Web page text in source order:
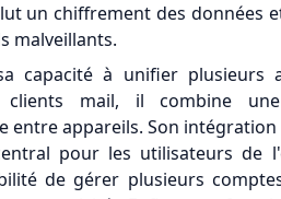
un chiffrement des données
malveillants.
capacité à unifier plusieurs
clients mail, il combine
appareils. Son intégration
pour les utilisateurs de
de gérer plusieurs